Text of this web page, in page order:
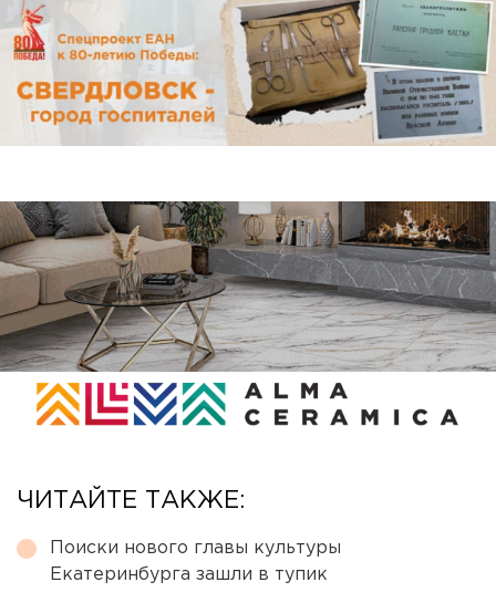
ЧИТАЙТЕ ТАКЖЕ:
Поиски нового главы культуры
Екатеринбурга зашли в тупик